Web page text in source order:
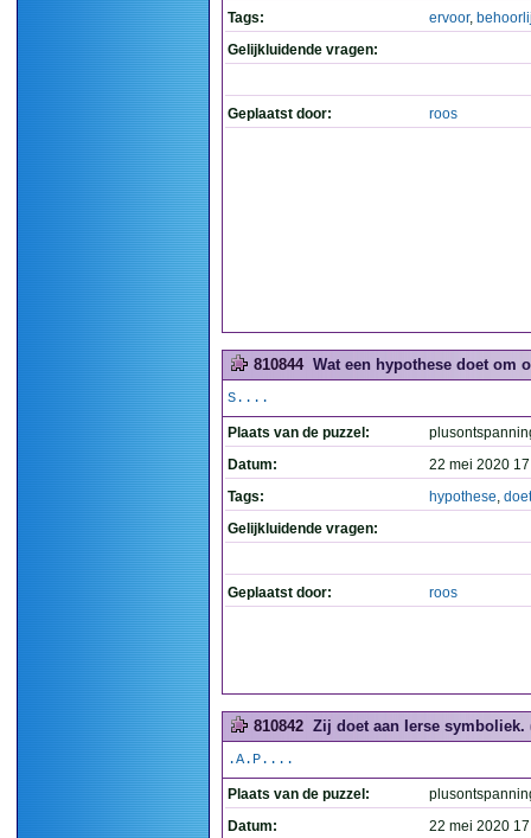
Tags:
ervoor,
Gelijkluidende vragen:
Geplaatst door: roos
810844 Wat een hypothese doet om
S....
Plaats van de puzzel:
Datum:
22 mei 2020
Tags:
hypothese, doet
Gelijkluidende vragen:
Geplaatst door: roos
810842 Zij doet aan Ierse symboliek.
.A.P....
Plaats van de puzzel:
Datum:
22 mei 2020